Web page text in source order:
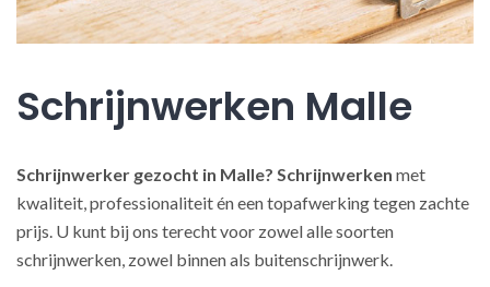
Schrijnwerken Malle
Schrijnwerker gezocht in Malle? Schrijnwerken met
kwaliteit, professionaliteit én een topafwerking tegen zachte
prijs. U kunt bij ons terecht voor zowel alle soorten
schrijnwerken, zowel binnen als buitenschrijnwerk.